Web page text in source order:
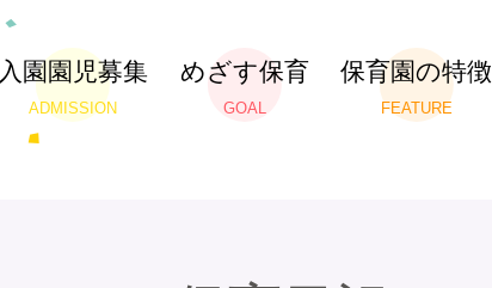
入園園児募集
ADMISSION
めざす保育
GOAL
保育園の特徴
FEATURE